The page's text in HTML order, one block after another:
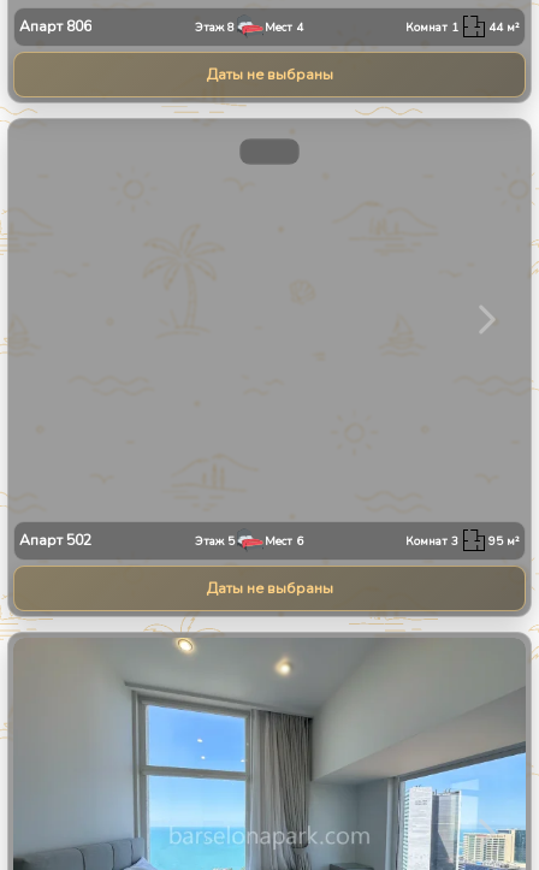
Апарт806 Этаж8 Мест 4 Комнат 1 44м²
Даты не выбраны
Апарт502 Этаж 5 Мест 6 Комнат3 95м²
Даты не выбраны
13